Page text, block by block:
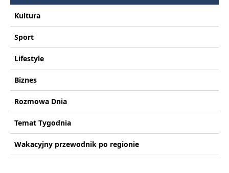
Kultura
Sport
Lifestyle
Biznes
Rozmowa Dnia
Temat Tygodnia
Wakacyjny przewodnik po regionie